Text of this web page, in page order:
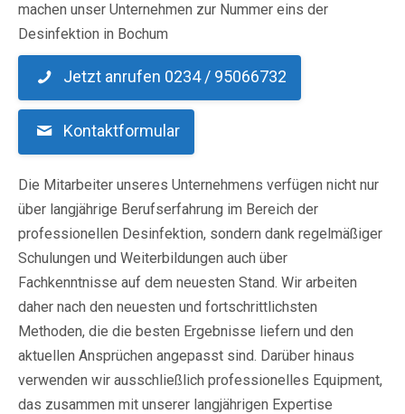
machen unser Unternehmen zur Nummer eins der
Desinfektion in Bochum
Jetzt anrufen 0234 / 95066732
Kontaktformular
Die Mitarbeiter unseres Unternehmens verfügen nicht nur
über langjährige Berufserfahrung im Bereich der
professionellen Desinfektion, sondern dank regelmäßiger
Schulungen und Weiterbildungen auch über
Fachkenntnisse auf dem neuesten Stand. Wir arbeiten
daher nach den neuesten und fortschrittlichsten
Methoden, die die besten Ergebnisse liefern und den
aktuellen Ansprüchen angepasst sind. Darüber hinaus
verwenden wir ausschließlich professionelles Equipment,
das zusammen mit unserer langjährigen Expertise